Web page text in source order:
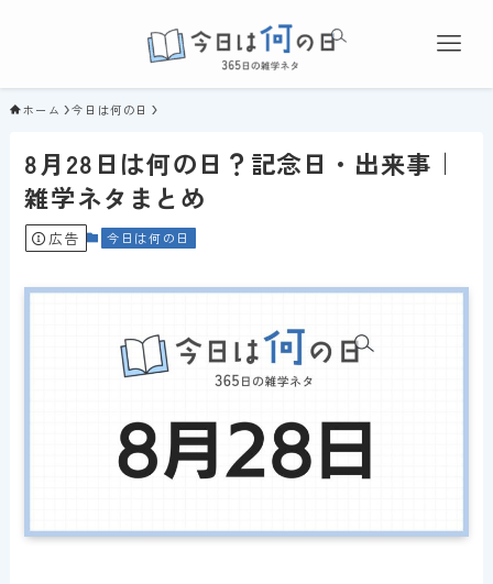
ホーム 今日は何の日
8月28日は何の日？記念日・出来事｜
雑学ネタまとめ
広告 今日は何の日